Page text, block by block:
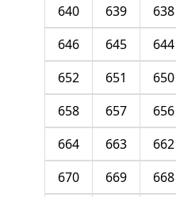
638
639
640
644
645
646
650
651
652
656
657
658
662
663
664
668
669
670